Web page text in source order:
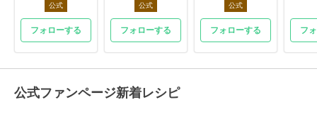
公式
フォローする
公式
フォローする
公式
フォローする フ
公式ファンページ新着レシピ